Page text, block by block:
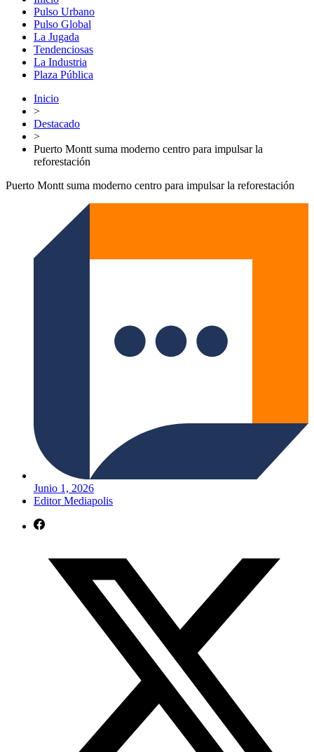
Pulso Urbano
Pulso Global
La Jugada
Tendenciosas
La Industria
Plaza Pública
Inicio
>
Destacado
>
Puerto Montt suma moderno centro para impulsar la
reforestación
Puerto Montt suma moderno centro para impulsar la reforestación
Junio 1, 2026
Editor Mediapolis